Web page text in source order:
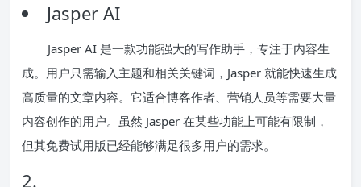
Jasper AI
Jasper AI 是一款功能强大的写作助手，专注于内容生
成。用户只需输入主题和相关关键词，Jasper 就能快速生成
高质量的文章内容。它适合博客作者、营销人员等需要大量
内容创作的用户。虽然 Jasper 在某些功能上可能有限制，
但其免费试用版已经能够满足很多用户的需求。
2.